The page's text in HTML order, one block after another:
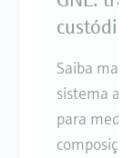
custódia
Saiba
sistema
para medir